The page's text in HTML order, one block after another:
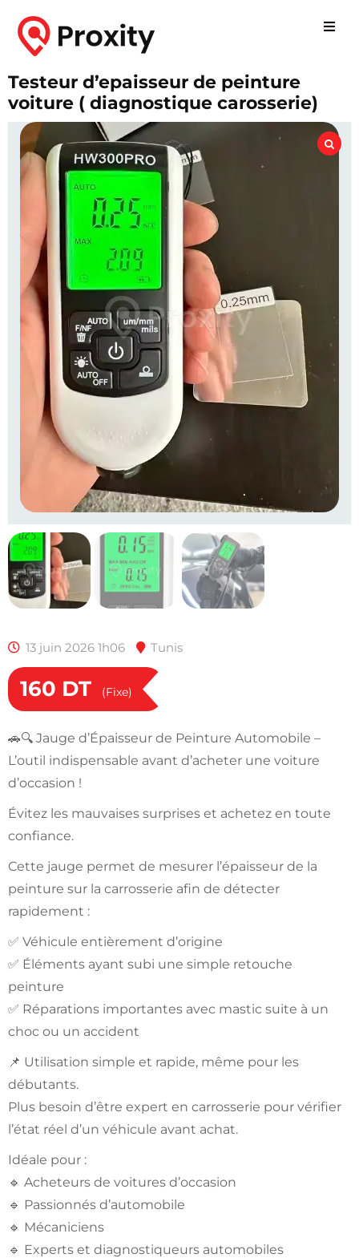
Testeur d’epaisseur de peinture
voiture ( diagnostique carosserie)
13 juin 2026 1h06 Tunis
160 DT (Fixe)
🚗🔍 Jauge d’Épaisseur de Peinture Automobile –
L’outil indispensable avant d’acheter une voiture
d’occasion !
Évitez les mauvaises surprises et achetez en toute
confiance.
Cette jauge permet de mesurer l’épaisseur de la
peinture sur la carrosserie afin de détecter
rapidement :
✅ Véhicule entièrement d’origine
✅ Éléments ayant subi une simple retouche
peinture
✅ Réparations importantes avec mastic suite à un
choc ou un accident
📌 Utilisation simple et rapide, même pour les
débutants.
Plus besoin d’être expert en carrosserie pour vérifier
l’état réel d’un véhicule avant achat.
Idéale pour :
🔹 Acheteurs de voitures d’occasion
🔹 Passionnés d’automobile
🔹 Mécaniciens
🔹 Experts et diagnostiqueurs automobiles